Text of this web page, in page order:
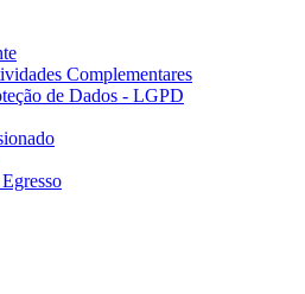
Complementares
de Dados - LGPD